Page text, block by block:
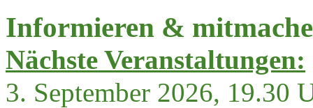
Informieren &
Nächste Veranstaltungen:
3. September 2026, 19.30